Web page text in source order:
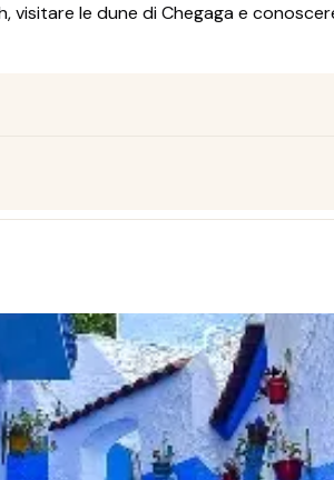
le dune di Chegaga e